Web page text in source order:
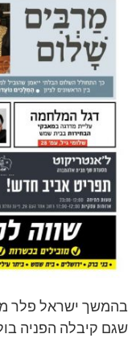
בהמשך ישראל פלר
שגם קיבלה הפניה